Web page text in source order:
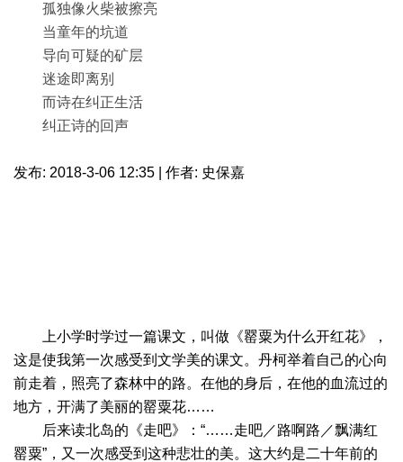
孤独像火柴被擦亮
当童年的坑道
导向可疑的矿层
迷途即离别
而诗在纠正生活
纠正诗的回声
发布: 2018-3-06 12:35 | 作者: 史保嘉
上小学时学过一篇课文，叫做《罂粟为什么开红花》，
这是使我第一次感受到文学美的课文。丹柯举着自己的心向
前走着，照亮了森林中的路。在他的身后，在他的血流过的
地方，开满了美丽的罂粟花……
后来读北岛的《走吧》：“……走吧／路啊路／飘满红
罂粟”，又一次感受到这种悲壮的美。这大约是二十年前的